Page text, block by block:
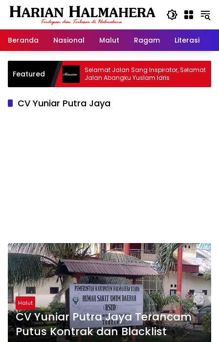
Langsung
Beranda
Nasional Malut Ragam Literasi
Featured
Warisan
Selamat Jalan Sang Inspirator, Selamat
Jalan Abangku Yuslam Idris
CV Yuniar Putra Jaya
Halut
CV Yuniar Putra Jaya Terancam
Putus Kontrak dan Blacklist